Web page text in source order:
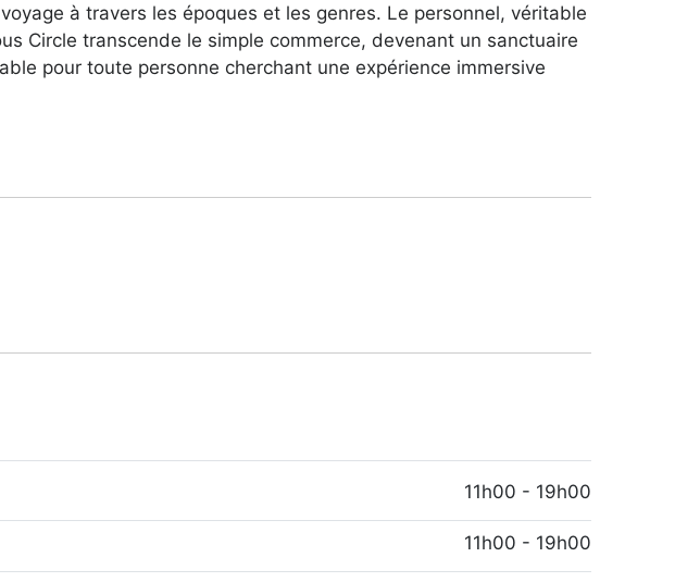
à travers les époques et les genres. Le personnel, véritable
Circle transcende le simple commerce, devenant un sanctuaire
pour toute personne cherchant une expérience immersive
11h00 - 19h00
11h00 - 19h00